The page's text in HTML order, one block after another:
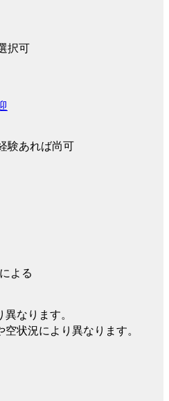
択可
験あれば尚可
よる
なります。
状況により異なります。